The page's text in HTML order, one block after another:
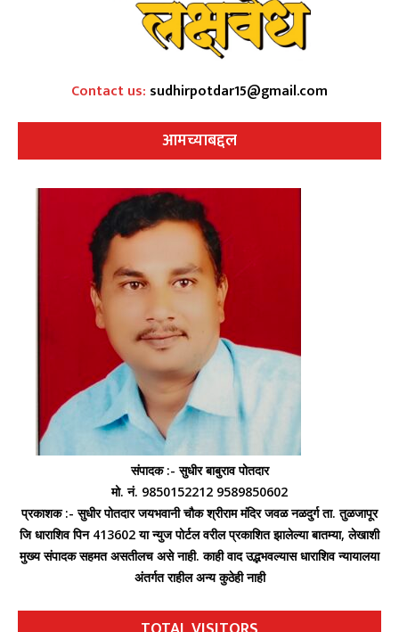
Contact us: sudhirpotdar15@gmail.com
आमच्याबद्दल
संपादक :- सुधीर बाबुराव पोतदार
मो. नं. 9850152212 9589850602
प्रकाशक :- सुधीर पोतदार जयभवानी चौक श्रीराम मंदिर जवळ नळदुर्ग ता. तुळजापूर
जि धाराशिव पिन 413602 या न्युज पोर्टल वरील प्रकाशित झालेल्या बातम्या, लेखाशी
मुख्य संपादक सहमत असतीलच असे नाही. काही वाद उद्भभवल्यास धाराशिव न्यायालया
अंतर्गत राहील अन्य कुठेही नाही